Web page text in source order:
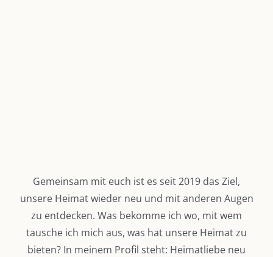
Gemeinsam mit euch ist es seit 2019 das Ziel,
unsere Heimat wieder neu und mit anderen Augen
zu entdecken. Was bekomme ich wo, mit wem
tausche ich mich aus, was hat unsere Heimat zu
bieten? In meinem Profil steht: Heimatliebe neu